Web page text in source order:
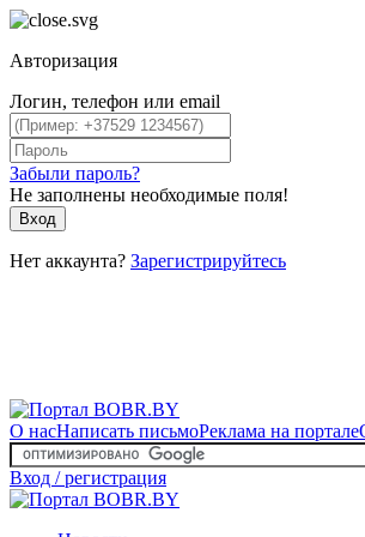
Авторизация
Логин, телефон или email
Забыли пароль?
Не заполнены необходимые поля!
Вход
Нет аккаунта? Зарегистрируйтесь
О насНаписать письмоРеклама на портале
Вход / регистрация